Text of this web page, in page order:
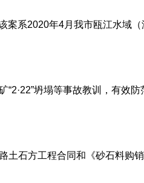
系2020年4月我市瓯江水域
坍塌等事故教训，有效
石方工程合同和《砂石料购